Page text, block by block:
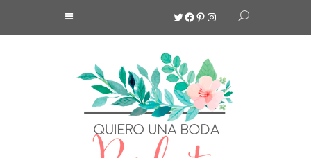
Twitter
Facebook
Pinterest
Instagram